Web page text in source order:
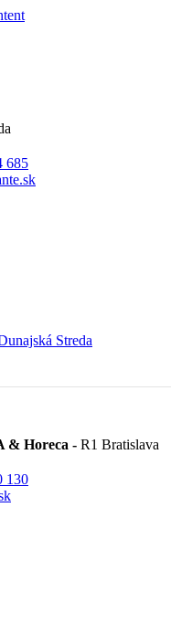
685
Streda
& Horeca - R1 Bratislava
130